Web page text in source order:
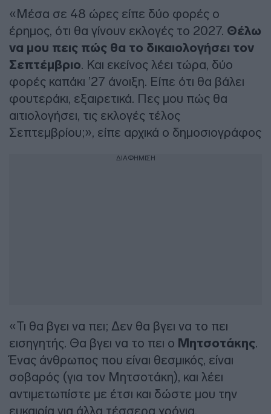
«Μέσα σε 48 ώρες είπε δύο φορές ο
έρημος, ότι θα γίνουν εκλογές το 2027. Θέλω
να μου πεις πώς θα το δικαιολογήσει τον
Σεπτέμβριο. Και εκείνος λέει τώρα, δύο
φορές καπάκι ’27 άνοιξη. Είπε ότι θα βάλει
φουτεράκι, εξαιρετικά. Πες μου πώς θα
αιτιολογήσει, τις εκλογές τέλος
Σεπτεμβρίου;», είπε αρχικά ο δημοσιογράφος
ΔΙΑΦΗΜΙΣΗ
«Τι θα βγει να πει; Δεν θα βγει να το πει
εισηγητής. Θα βγει να το πει ο Μητσοτάκης.
Ένας άνθρωπος που είναι θεσμικός, είναι
σοβαρός (για τον Μητσοτάκη), και λέει
αντιμετωπίστε με έτσι και δώστε μου την
ευκαιρία για άλλα τέσσερα χρόνια.